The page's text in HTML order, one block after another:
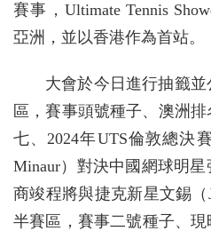
賽事，Ultimate Tennis
亞洲，並以香港作為首站。
大會於今日進行抽籤
區，賽事頭號種子、澳洲
七、2024年UTS倫敦總決
Minaur）對決中國網球明
商竣程將與捷克新星文錫（
半賽區，賽事二號種子、